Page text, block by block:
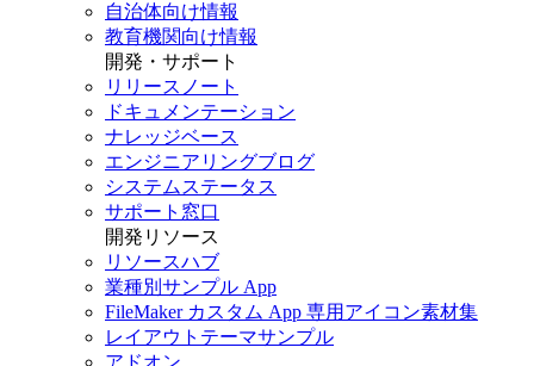
自治体向け情報
教育機関向け情報
開発・サポート
リリースノート
ドキュメンテーション
ナレッジベース
エンジニアリングブログ
システムステータス
サポート窓口
開発リソース
リソースハブ
業種別サンプル App
FileMaker カスタム App 専用アイコン素材集
レイアウトテーマサンプル
アドオン